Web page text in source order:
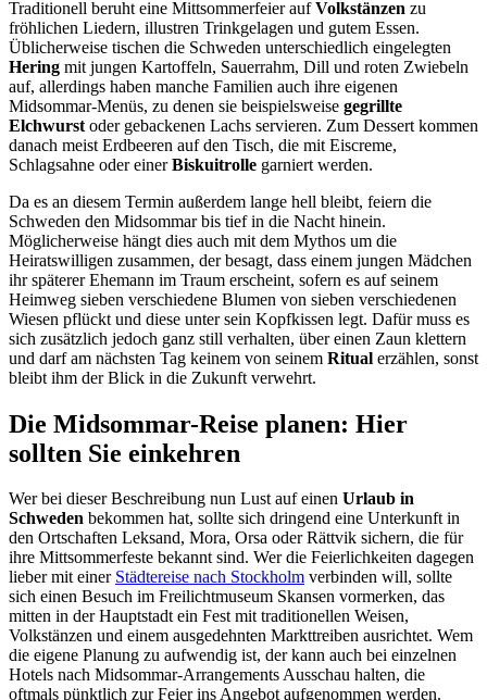
Traditionell beruht eine Mittsommerfeier aufVolkstänzen zu
fröhlichen Liedern, illustren Trinkgelagen und gutem Essen.
Üblicherweise tischen die Schweden unterschiedlich eingelegten
Hering mit jungen Kartoffeln, Sauerrahm, Dill und roten Zwiebeln
auf, allerdings haben manche Familien auch ihre eigenen
Midsommar-Menüs, zu denen sie beispielsweise gegrillte
Elchwurst oder gebackenen Lachs servieren. Zum Dessert kommen
danach meist Erdbeeren auf den Tisch, die mit Eiscreme,
Schlagsahne oder einerBiskuitrolle garniert werden.
Da es an diesem Termin außerdem lange hell bleibt, feiern die
Schweden den Midsommar bis tief in die Nacht hinein.
Möglicherweise hängt dies auch mit dem Mythos um die
Heiratswilligen zusammen, der besagt, dass einem jungen Mädchen
ihr späterer Ehemann im Traum erscheint, sofern es auf seinem
Heimweg sieben verschiedene Blumen von sieben verschiedenen
Wiesen pflückt und diese unter sein Kopfkissen legt. Dafür muss es
sich zusätzlich jedoch ganz still verhalten, über einen Zaun klettern
und darf am nächsten Tag keinem von seinem Ritual erzählen, sonst
bleibt ihm der Blick in die Zukunft verwehrt.
Die Midsommar-Reise planen: Hier
sollten Sie einkehren
Wer bei dieser Beschreibung nun Lust auf einen Urlaub in
Schweden bekommen hat, sollte sich dringend eine Unterkunft in
den Ortschaften Leksand, Mora, Orsa oder Rättvik sichern, die für
ihre Mittsommerfeste bekannt sind. Wer die Feierlichkeiten dagegen
lieber mit einer Städtereise nach Stockholm verbinden will, sollte
sich einen Besuch im Freilichtmuseum Skansen vormerken, das
mitten in der Hauptstadt ein Fest mit traditionellen Weisen,
Volkstänzen und einem ausgedehnten Markttreiben ausrichtet. Wem
die eigene Planung zu aufwendig ist, der kann auch bei einzelnen
Hotels nach Midsommar-Arrangements Ausschau halten, die
oftmals pünktlich zur Feier ins Angebot aufgenommen werden.